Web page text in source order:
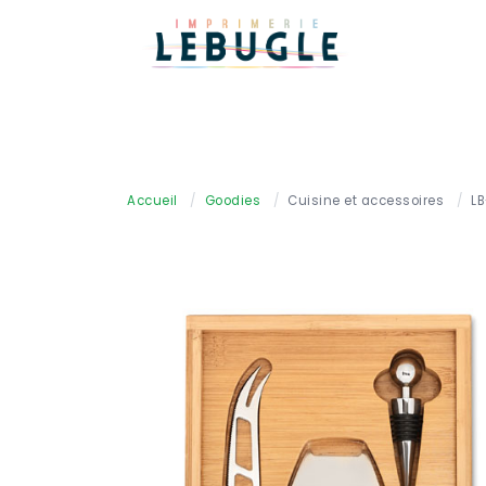
Accueil / Goodies / Cuisine et accessoires /